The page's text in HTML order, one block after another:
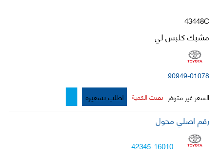
43448C
مشبك كلبس لي
90949-01078
السعر غير متوفر نفذت الكمية اطلب تسعيرة
رقم اصلي محول
42345-16010